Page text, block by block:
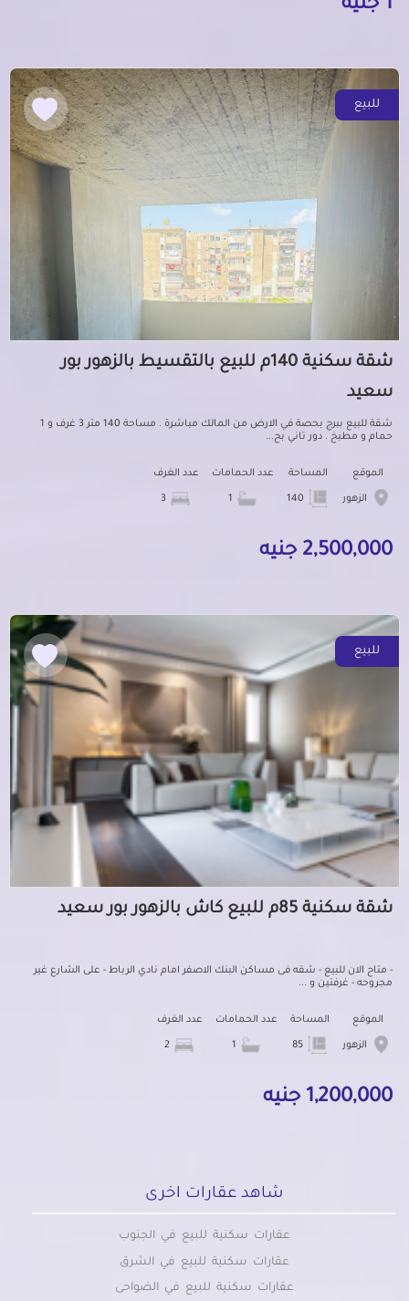
1 جنيه
للبيع
شقة سكنية 140م للبيع بالتقسيط بالزهور بور
سعيد
شقة للبيع ببرج بحصة في الارض من المالك مباشرة . مساحة 140 متر 3 غرف و 1
حمام و مطبخ . دور تاني بح...
الموقع
الزهور
المساحة عدد الحمامات عدد الغرف
2,500,000 جنيه
للبيع
شقة سكنية 85م للبيع كاش بالزهور بور سعيد
- متاح الان للبيع - شقه فى مساكن البنك الاصفر امام نادي الرباط - على الشارع غير
مجروحه - غرفتين و ...
الموقع
الزهور
المساحة
85
عدد الحمامات عدد الغرف
1,200,000 جنيه
شاهد عقارات اخرى
عقارات سكنية للبيع في الجنوب
عقارات سكنية للبيع في الشرق
عقارات سكنية للبيع في الضواحى